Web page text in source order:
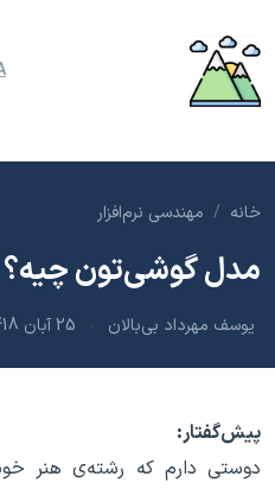
خانه مهندسی نرم‌افزار
مدل گوشی‌تون چیه؟
یوسف مهرداد بی‌بالان 25 آبان 1404 18 تیر 1405
پیش‌گفتار:
دوستی دارم که رشته‌ی هنر